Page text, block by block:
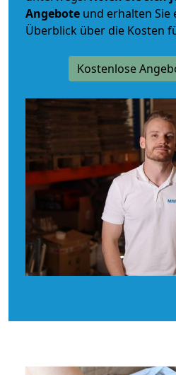
Angebote und erhalten Sie
Überblick über die Kosten
Kostenlose